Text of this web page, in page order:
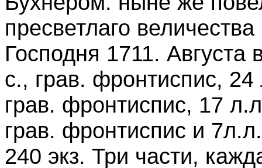
пресветлаго
Господня 1711.
с., грав. фронтиспис,
грав. фронтиспис, 17
грав. фронтиспис и
240 экз. Три части,